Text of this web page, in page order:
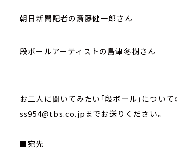
朝日新聞記者の斎藤健一郎さん
段ボールアーティストの島津冬樹さん
お二人に聞いてみたい「段ボール」について
ss954@tbs.co.jpまでお送りください。
■宛先